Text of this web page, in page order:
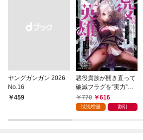
ヤングガンガン 2026
No.16
￥459
悪役貴族が開き直って
破滅フラグを“実力”で
叩き折っていたら、い
つの間にかヒロイン達
770 616
試読増量 割引